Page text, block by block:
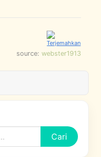
source: webster1913
Cari